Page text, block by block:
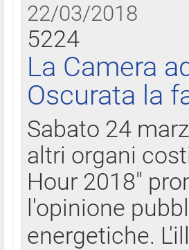
22/03/2018
5224
La Camera
Oscurata la
Sabato 24
altri organi
Hour 2018"
l'opinione
energetiche.